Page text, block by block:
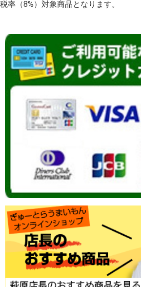
税率（8%）対象商品となります。